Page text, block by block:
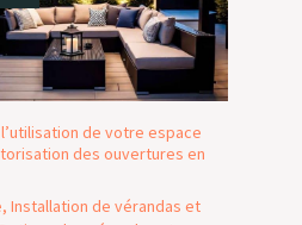
de votre espace
des ouvertures en
, Installation de vérandas et